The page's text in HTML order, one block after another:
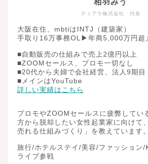
ティアラ株式会社 代表
相羽みう
大阪在住、mbtiはINTJ（建築家）
手取り16万事務OL▶︎年商5,000万円超
■自動販売の仕組みで売上2億円以上
■ZOOMセールス、プロモ一切なし
■20代から夫婦で会社経営、法人9期目
■メインはYouTube
詳しい実績はこちら
プロモやZOOMセールスに疲弊してい
方から脱却したい女性起業家に向けて
売れる仕組みづくり」を教えています。
旅行/ホテルステイ/美容/ファッション
ライブ参戦